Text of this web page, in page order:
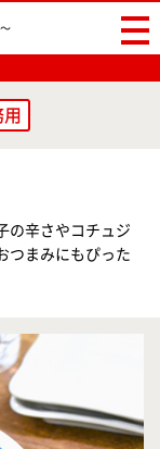
の辛さやコチュジ
つまみにもぴった